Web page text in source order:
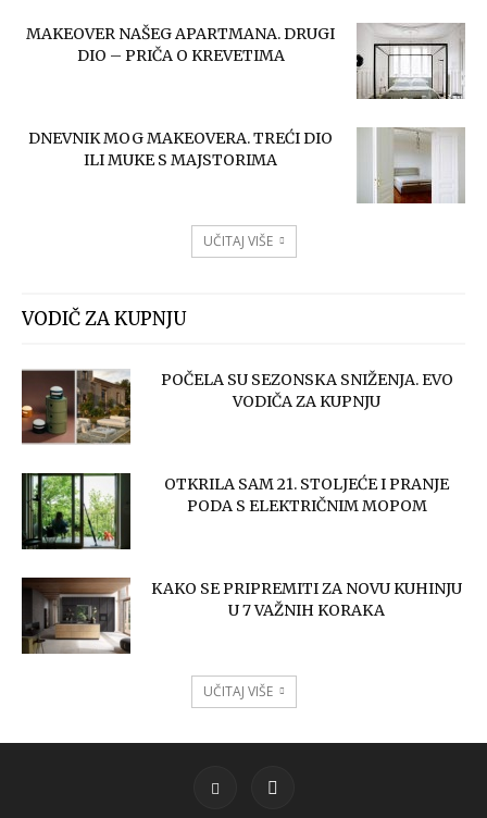
MAKEOVER NAŠEG APARTMANA. DRUGI
DIO – PRIČA O KREVETIMA
DNEVNIK MOG MAKEOVERA. TREĆI DIO
ILI MUKE S MAJSTORIMA
UČITAJ VIŠE
VODIČ ZA KUPNJU
POČELA SU SEZONSKA SNIŽENJA. EVO
VODIČA ZA KUPNJU
OTKRILA SAM 21. STOLJEĆE I PRANJE
PODA S ELEKTRIČNIM MOPOM
KAKO SE PRIPREMITI ZA NOVU KUHINJU
U 7 VAŽNIH KORAKA
UČITAJ VIŠE